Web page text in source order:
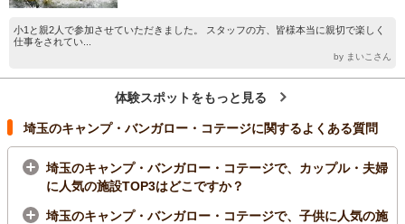
小1と親2人で参加させていただきました。 スタッフの方、皆様本当に親切で楽しく
仕事をされてい...
by まいこさん
体験スポットをもっと見る
埼玉のキャンプ・バンガロー・コテージに関するよくある質問
埼玉のキャンプ・バンガロー・コテージで、カップル・夫婦
に人気の施設TOP3はどこですか？
埼玉のキャンプ・バンガロー・コテージで、子供に人気の施